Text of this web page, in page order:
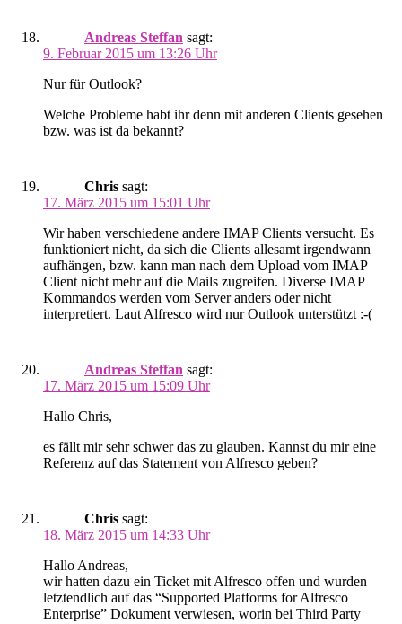
Andreas Steffan sagt:
9. Februar 2015 um 13:26 Uhr
Nur für Outlook?
Welche Probleme habt ihr denn mit anderen Clients gesehen
bzw. was ist da bekannt?
Chris sagt:
17. März 2015 um 15:01 Uhr
Wir haben verschiedene andere IMAP Clients versucht. Es
funktioniert nicht, da sich die Clients allesamt irgendwann
aufhängen, bzw. kann man nach dem Upload vom IMAP
Client nicht mehr auf die Mails zugreifen. Diverse IMAP
Kommandos werden vom Server anders oder nicht
interpretiert. Laut Alfresco wird nur Outlook unterstützt :-(
Andreas Steffan sagt:
17. März 2015 um 15:09 Uhr
Hallo Chris,
es fällt mir sehr schwer das zu glauben. Kannst du mir eine
Referenz auf das Statement von Alfresco geben?
Chris sagt:
18. März 2015 um 14:33 Uhr
Hallo Andreas,
wir hatten dazu ein Ticket mit Alfresco offen und wurden
letztendlich auf das “Supported Platforms for Alfresco
Enterprise” Dokument verwiesen, worin bei Third Party